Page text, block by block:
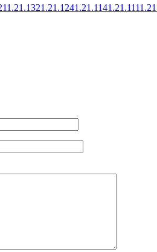
1.21.1321.21.1241.21.1141.21.111